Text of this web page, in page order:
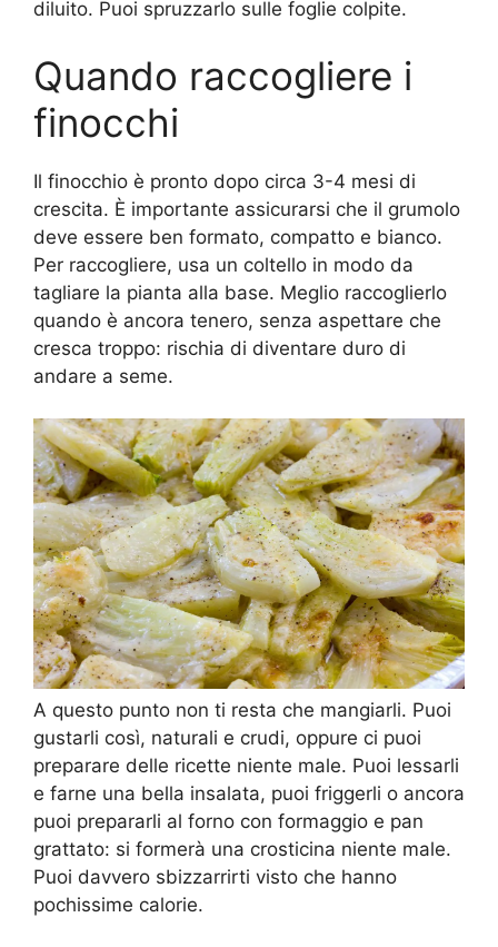
diluito. Puoi spruzzarlo sulle foglie colpite.
Quando raccogliere i
finocchi
Il finocchio è pronto dopo circa 3-4 mesi di
crescita. È importante assicurarsi che il grumolo
deve essere ben formato, compatto e bianco.
Per raccogliere, usa un coltello in modo da
tagliare la pianta alla base. Meglio raccoglierlo
quando è ancora tenero, senza aspettare che
cresca troppo: rischia di diventare duro di
andare a seme.
A questo punto non ti resta che mangiarli. Puoi
gustarli così, naturali e crudi, oppure ci puoi
preparare delle ricette niente male. Puoi lessarli
e farne una bella insalata, puoi friggerli o ancora
puoi prepararli al forno con formaggio e pan
grattato: si formerà una crosticina niente male.
Puoi davvero sbizzarrirti visto che hanno
pochissime calorie.